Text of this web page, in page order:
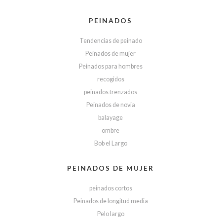
PEINADOS
Tendencias de peinado
Peinados de mujer
Peinados para hombres
recogidos
peinados trenzados
Peinados de novia
balayage
ombre
Bob el Largo
PEINADOS DE MUJER
peinados cortos
Peinados de longitud media
Pelo largo